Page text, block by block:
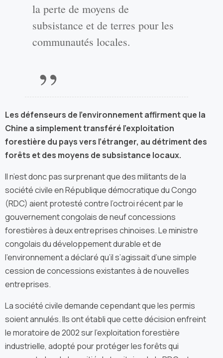
la perte de moyens de
subsistance et de terres pour les
communautés locales.
Les défenseurs de l’environnement affirment que la
Chine a simplement transféré l’exploitation
forestière du pays vers l’étranger, au détriment des
forêts et des moyens de subsistance locaux.
Il n’est donc pas surprenant que des militants de la
société civile en République démocratique du Congo
(RDC) aient protesté contre l’octroi récent par le
gouvernement congolais de neuf concessions
forestières à deux entreprises chinoises. Le ministre
congolais du développement durable et de
l’environnement a déclaré qu’il s’agissait d’une simple
cession de concessions existantes à de nouvelles
entreprises.
La société civile demande cependant que les permis
soient annulés. Ils ont établi que cette décision enfreint
le moratoire de 2002 sur l’exploitation forestière
industrielle, adopté pour protéger les forêts qui